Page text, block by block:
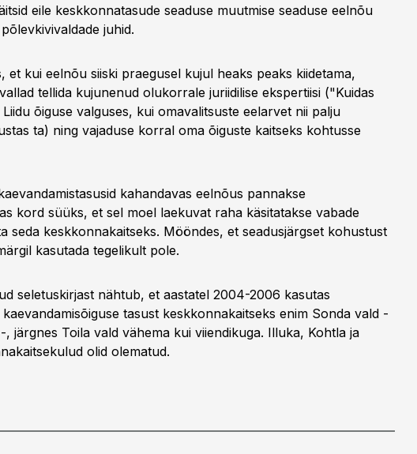
eile keskkonnatasude seaduse muutmise seaduse eelnõu
juhid.
et kui eelnõu siiski praegusel kujul heaks peaks kiidetama,
tellida kujunenud olukorrale juriidilise ekspertiisi ("Kuidas
õiguse valguses, kui omavalitsuste eelarvet nii palju
ta) ning vajaduse korral oma õiguste kaitseks kohtusse
kahandavas eelnõus pannakse
kord süüks, et sel moel laekuvat raha käsitatakse vabade
seda keskkonnakaitseks. Mööndes, et seadusjärgset kohustust
kasutada tegelikult pole.
seletuskirjast nähtub, et aastatel 2004-2006 kasutas
tasust keskkonnakaitseks enim Sonda vald -
järgnes Toila vald vähema kui viiendikuga. Illuka, Kohtla ja
olid olematud.